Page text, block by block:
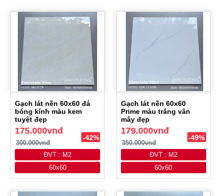
Gạch lát nền 60x60 đá
bóng kính màu kem
tuyệt đẹp
175.000vnđ
300.000vnđ
-42%
ĐVT : M2
60x60
Gạch lát nền 60x60
Prime màu trắng vân
mây đẹp
179.000vnđ
350.000vnđ
-49%
ĐVT : M2
60x60